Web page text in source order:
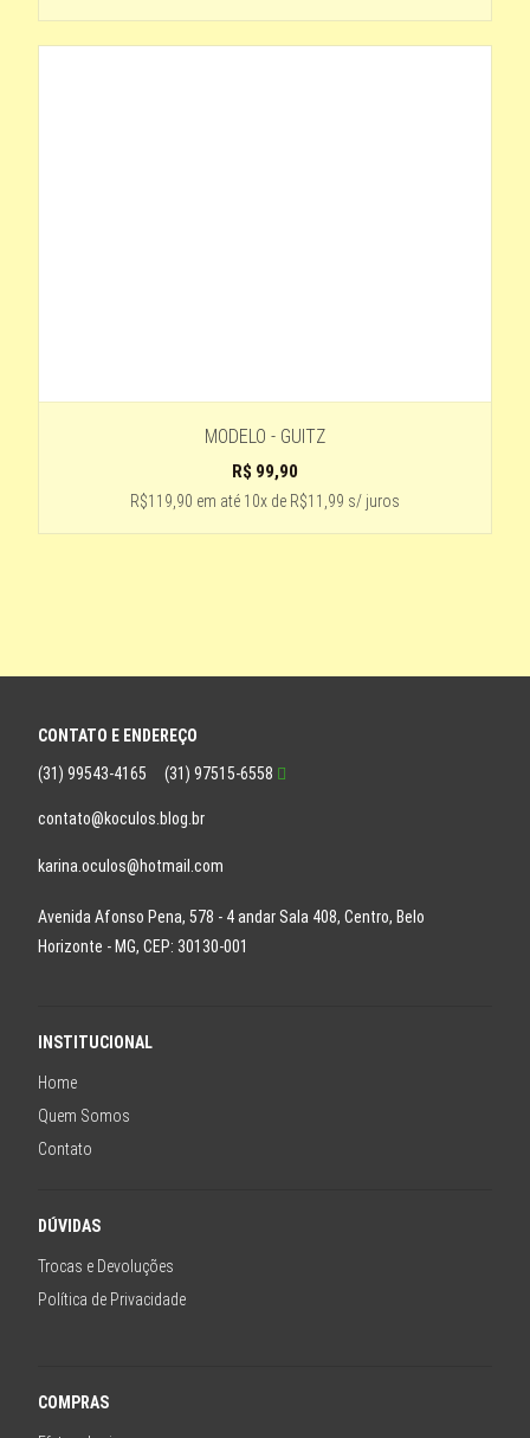
MODELO - GUITZ
R$ 99,90
R$119,90 em até 10x de R$11,99 s/ juros
CONTATO E ENDEREÇO
(31) 99543-4165
(31) 97515-6558
contato@koculos.blog.br
karina.oculos@hotmail.com
Avenida Afonso Pena, 578 - 4 andar Sala 408, Centro, Belo
Horizonte - MG, CEP: 30130-001
INSTITUCIONAL
Home
Quem Somos
Contato
DÚVIDAS
Trocas e Devoluções
Política de Privacidade
COMPRAS